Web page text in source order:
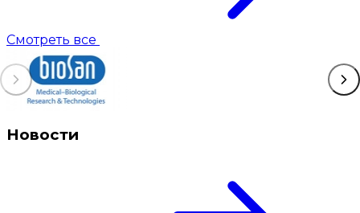
Смотреть все
Новости